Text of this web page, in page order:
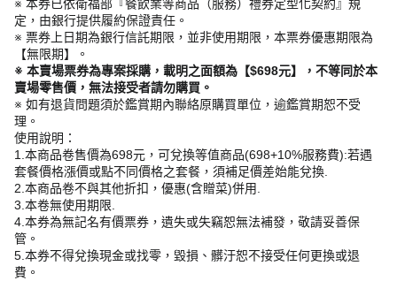
※ 本券已依衛福部『餐飲業等商品（服務）禮券定型化契約』規
定，由銀行提供履約保證責任。
※ 票券上日期為銀行信託期限，並非使用期限，本票券優惠期限為
【無限期】。
※ 本賣場票券為專案採購，載明之面額為【$698元】，不等同於本
賣場零售價，無法接受者請勿購買。
※ 如有退貨問題須於鑑賞期內聯絡原購買單位，逾鑑賞期恕不受
理。
使用說明：
1.本商品卷售價為698元，可兌換等值商品(698+10%服務費):若遇
套餐價格漲價或點不同價格之套餐，須補足價差始能兌換.
2.本商品卷不與其他折扣，優惠(含贈菜)併用.
3.本卷無使用期限.
4.本券為無記名有價票券，遺失或失竊恕無法補發，敬請妥善保
管。
5.本券不得兌換現金或找零，毀損、髒汙恕不接受任何更換或退
費。